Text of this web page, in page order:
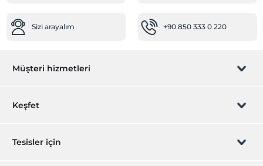
Sizi arayalım +90 850 333 0 220
Müşteri hizmetleri
Rezervasyon yönet
Keşfet
Hediye Kart
Tesisler için